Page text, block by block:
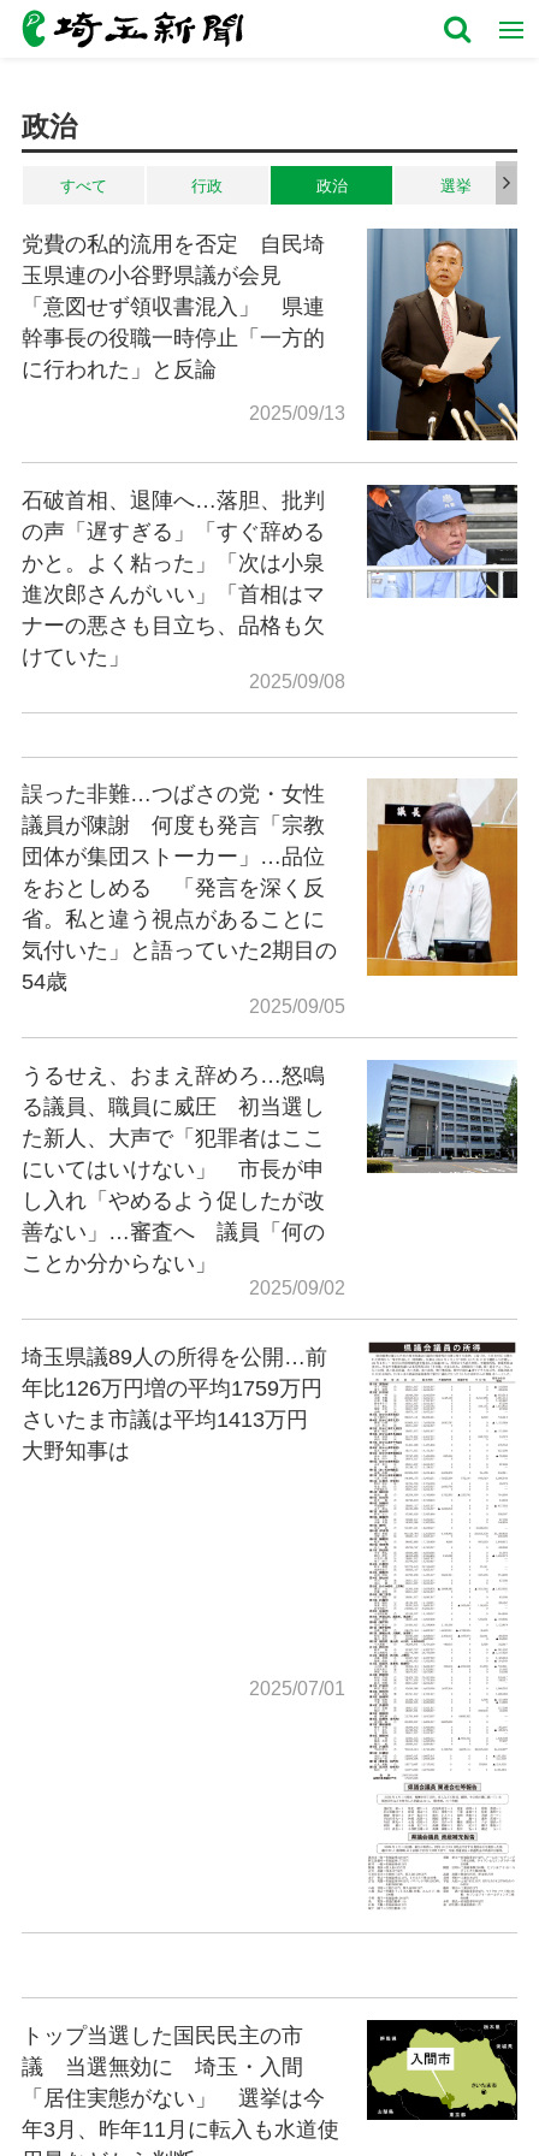
政治
すべて 行政 政治 選挙
党費の私的流用を否定 自民埼
玉県連の小谷野県議が会見
「意図せず領収書混入」 県連
幹事長の役職一時停止「一方的
に行われた」と反論
2025/09/13
石破首相、退陣へ…落胆、批判
の声「遅すぎる」「すぐ辞める
かと。よく粘った」「次は小泉
進次郎さんがいい」「首相はマ
ナーの悪さも目立ち、品格も欠
けていた」
2025/09/08
誤った非難…つばさの党・女性
議員が陳謝 何度も発言「宗教
団体が集団ストーカー」…品位
をおとしめる 「発言を深く反
省。私と違う視点があることに
気付いた」と語っていた2期目の
54歳
2025/09/05
うるせえ、おまえ辞めろ…怒鳴
る議員、職員に威圧 初当選し
た新人、大声で「犯罪者はここ
にいてはいけない」 市長が申
し入れ「やめるよう促したが改
善ない」…審査へ 議員「何の
ことか分からない」
2025/09/02
埼玉県議89人の所得を公開…前
年比126万円増の平均1759万円
さいたま市議は平均1413万円
大野知事は
2025/07/01
トップ当選した国民民主の市
議 当選無効に 埼玉・入間
「居住実態がない」 選挙は今
年3月、昨年11月に転入も水道使